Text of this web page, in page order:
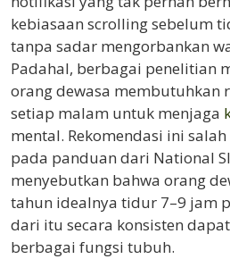
kebiasaan scrolling sebelum
tanpa sadar mengorbankan
Padahal, berbagai penelitian
orang dewasa membutuhkan
setiap malam untuk menjaga
mental. Rekomendasi ini
pada panduan dari National
menyebutkan bahwa orang
tahun idealnya tidur 7–9 jam
dari itu secara konsisten
berbagai fungsi tubuh.